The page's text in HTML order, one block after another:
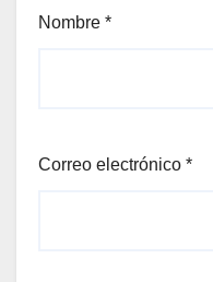
Nombre *
Correo electrónico *